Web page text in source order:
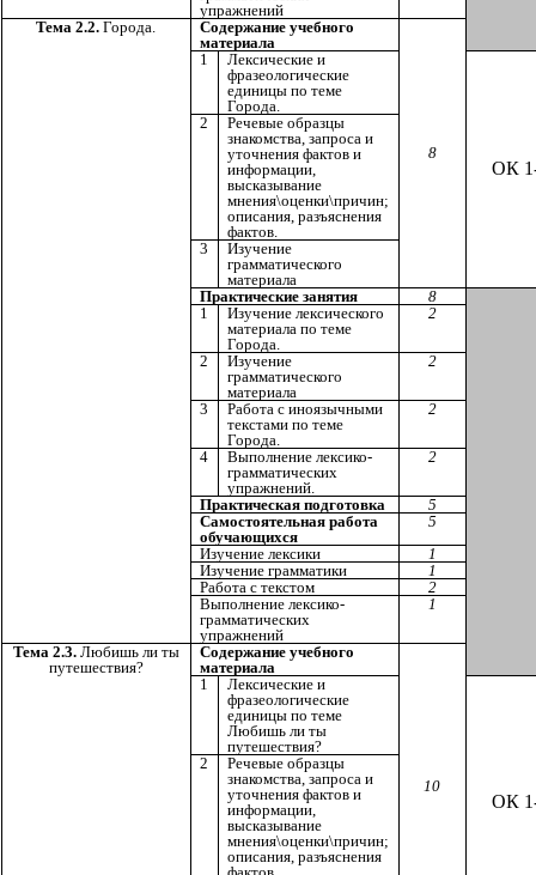
упражнений
Тема 2.2.Города.
Содержание учебного
материала
8
1
Лексические и
фразеологические
единицы по теме
Города.
ОК
2
Речевые образцы
знакомства, запроса и
уточнения фактов и
информации,
высказывание
мнения\оценки\причин;
описания, разъяснения
фактов.
3
Изучение
грамматического
материала
Практические занятия
8
1
Изучение лексического
материала по теме
Города.
2
2
Изучение
грамматического
материала
2
3
Работа с иноязычными
текстами по теме
Города.
2
4
Выполнение лексико-
грамматических
упражнений.
2
Практическая подготовка
5
Самостоятельная работа
обучающихся
5
Изучение лексики
1
Изучение грамматики
1
Работа с текстом
2
Выполнение лексико-
грамматических
упражнений
1
Тема 2.3. Любишь ли ты
путешествия?
Содержание учебного
материала
10
1
Лексические и
фразеологические
единицы по теме
Любишь ли ты
путешествия?
ОК
2
Речевые образцы
знакомства, запроса и
уточнения фактов и
информации,
высказывание
мнения\оценки\причин;
описания, разъяснения